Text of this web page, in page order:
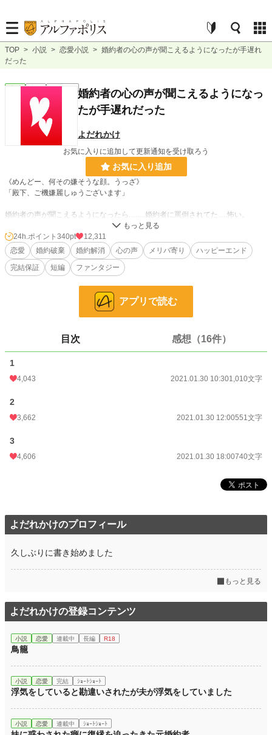
TOP > 小説 > 恋愛小説 > 婚約者の心の声が聞こえるようになったが手遅れ
だった
恋愛 完結 ｼｮｰﾄｼｮｰﾄ
婚約者の心の声が聞こえるようになっ
たが手遅れだった
よだれかけ
お気に入りに追加して更新通知を受け取ろう
お気に入り追加
《めんどー、何その嫌そうな顔。うっざ》
「殿下、ご機嫌麗しゅうございます」
婚約者の声が聞こえるようになったら.........婚約者に罵倒されてた.....怖い。
全3話完結
小説 4,020 位 / 228,570 件
2,128 位 / 66,310 件
月間ポイント
24h.ポイント 340pt
12,311
恋愛
婚約破棄 婚約解消 心の声 メリバ寄り
ハッピーエンド
完結保証
短編 ファンタジー
アプリで読む
目次 感想（16件）
1
4,043 2021.01.30 10:301,010文字
2
3,662 2021.01.30 12:00551文字
3
4,606 2021.01.30 18:00740文字
よだれかけのプロフィール
久しぶりに書き始めました
もっと見る
よだれかけの登録コンテンツ
小説 恋愛 連載中 長編 R18
鳥籠
小説 恋愛 完結 ｼｮｰﾄｼｮｰﾄ
浮気をしていると勘違いされたが夫が浮気をしていました
小説 恋愛 連載中 ｼｮｰﾄｼｮｰﾄ